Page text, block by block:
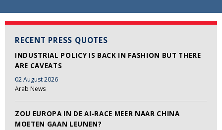
RECENT PRESS QUOTES
INDUSTRIAL POLICY IS BACK IN FASHION BUT THERE
ARE CAVEATS
02 August 2026
Arab News
ZOU EUROPA IN DE AI-RACE MEER NAAR CHINA
MOETEN GAAN LEUNEN?